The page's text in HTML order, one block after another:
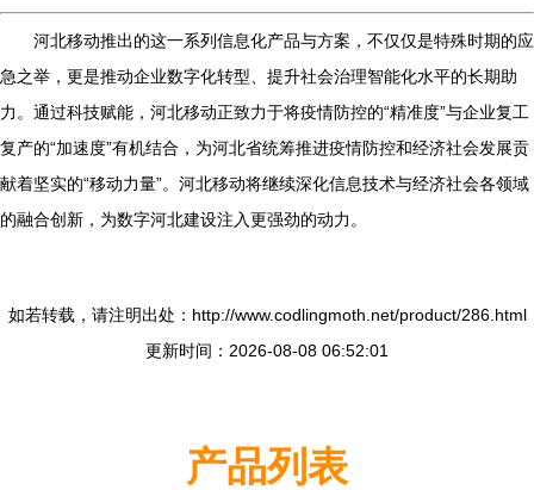
河北移动推出的这一系列信息化产品与方案，不仅仅是特殊时期的应
急之举，更是推动企业数字化转型、提升社会治理智能化水平的长期助
力。通过科技赋能，河北移动正致力于将疫情防控的“精准度”与企业复工
复产的“加速度”有机结合，为河北省统筹推进疫情防控和经济社会发展贡
献着坚实的“移动力量”。河北移动将继续深化信息技术与经济社会各领域
的融合创新，为数字河北建设注入更强劲的动力。
如若转载，请注明出处：http://www.codlingmoth.net/product/286.html
更新时间：2026-08-08 06:52:01
产品列表